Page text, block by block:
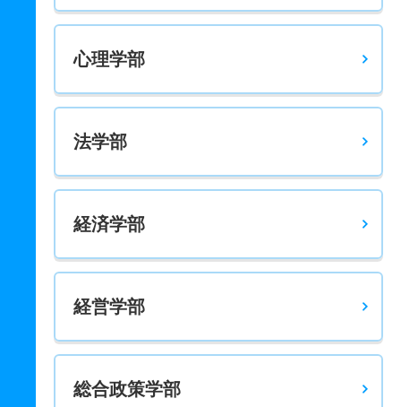
国語型
現代社会学科／社会学専攻 一般 共テ 前期プラス方式
英語型
現代社会学科／社会学専攻 一般 共テ 前期プラス文系
数学型
現代社会学科／社会学専攻 一般 ニ 後期日程２科目型
4人 12.80倍 － 51人 51人 4人 －
現代社会学科／社会学専攻 一般 ニ 後期日程３科目型
4人 12.80倍 －
心理学部
法学部
経済学部
経営学部
総合政策学部